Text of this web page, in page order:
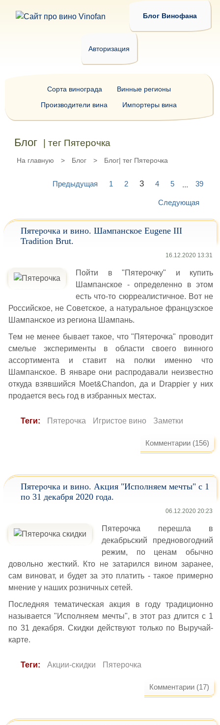
Блог Винофана
Авторизация
Блог | тег Пятерочка
На главную > Блог > Блог| тег Пятерочка
Предыдущая 1 2 3 4 5 ... 39
Следующая
Пятерочка и вино. Шампанское Eugene III
Tradition Brut.
16.12.2020 13:31
Пойти в "Пятерочку" и купить
Шампанское - определенно в этом
есть что-то сюрреалистичное. Вот не
Российское, не Советское, а натуральное французское
Шампанское из региона Шампань.
Тем не менее бывает такое, что "Пятерочка" проводит
смелые эксперименты в области своего винного
ассортимента и ставит на полки именно что
Шампанское. В январе они распродавали неизвестно
откуда взявшийся Moet&Chandon, да и Drappier у них
продается весь год в избранных местах.
Теги: Пятерочка Игристое вино Заметки
Комментарии (156)
Пятерочка и вино. Акция "Исполняем мечты" с 1
по 31 декабря 2020 года.
06.12.2020 20:23
Пятерочка перешла в
декабрьский предновогодний
режим, по ценам обычно
довольно жесткий. Кто не затарился вином заранее,
сам виноват, и будет за это платить - такое примерно
мнение у наших розничных сетей.
Последняя тематическая акция в году традиционно
называется "Исполняем мечты", в этот раз длится с 1
по 31 декабря. Скидки действуют только по Выручай-
карте.
Теги: Акции-скидки Пятерочка
Комментарии (17)
Сорта винограда
Винные регионы
Производители вина
Импортеры вина